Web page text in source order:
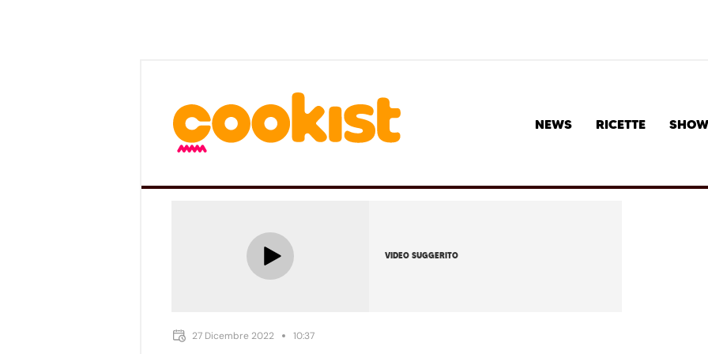
NEWS RICETTE SHOW
VIDEO SUGGERITO
27 Dicembre 2022 10:37